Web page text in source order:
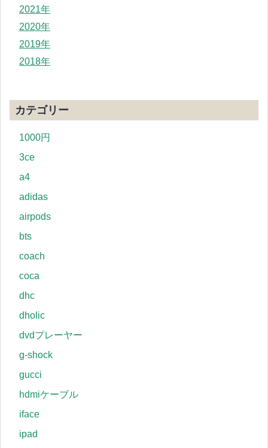
2021年
2020年
2019年
2018年
カテゴリー
1000円
3ce
a4
adidas
airpods
bts
coach
coca
dhc
dholic
dvdプレーヤー
g-shock
gucci
hdmiケーブル
iface
ipad